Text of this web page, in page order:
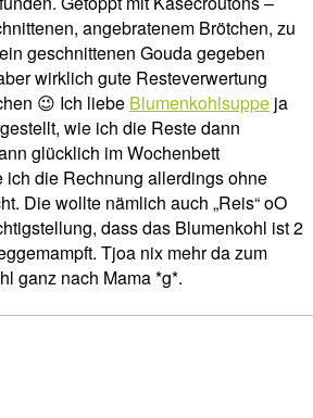
angebratenem Brötchen, zu
geschnittenen Gouda gegeben
wirklich gute Resteverwertung
😉 Ich liebe Blumenkohlsuppe ja
wie ich die Reste dann
glücklich im Wochenbett
ich die Rechnung allerdings ohne
Die wollte nämlich auch „Reis“ oO
dass das Blumenkohl ist 2
Tjoa nix mehr da zum
ganz nach Mama *g*.